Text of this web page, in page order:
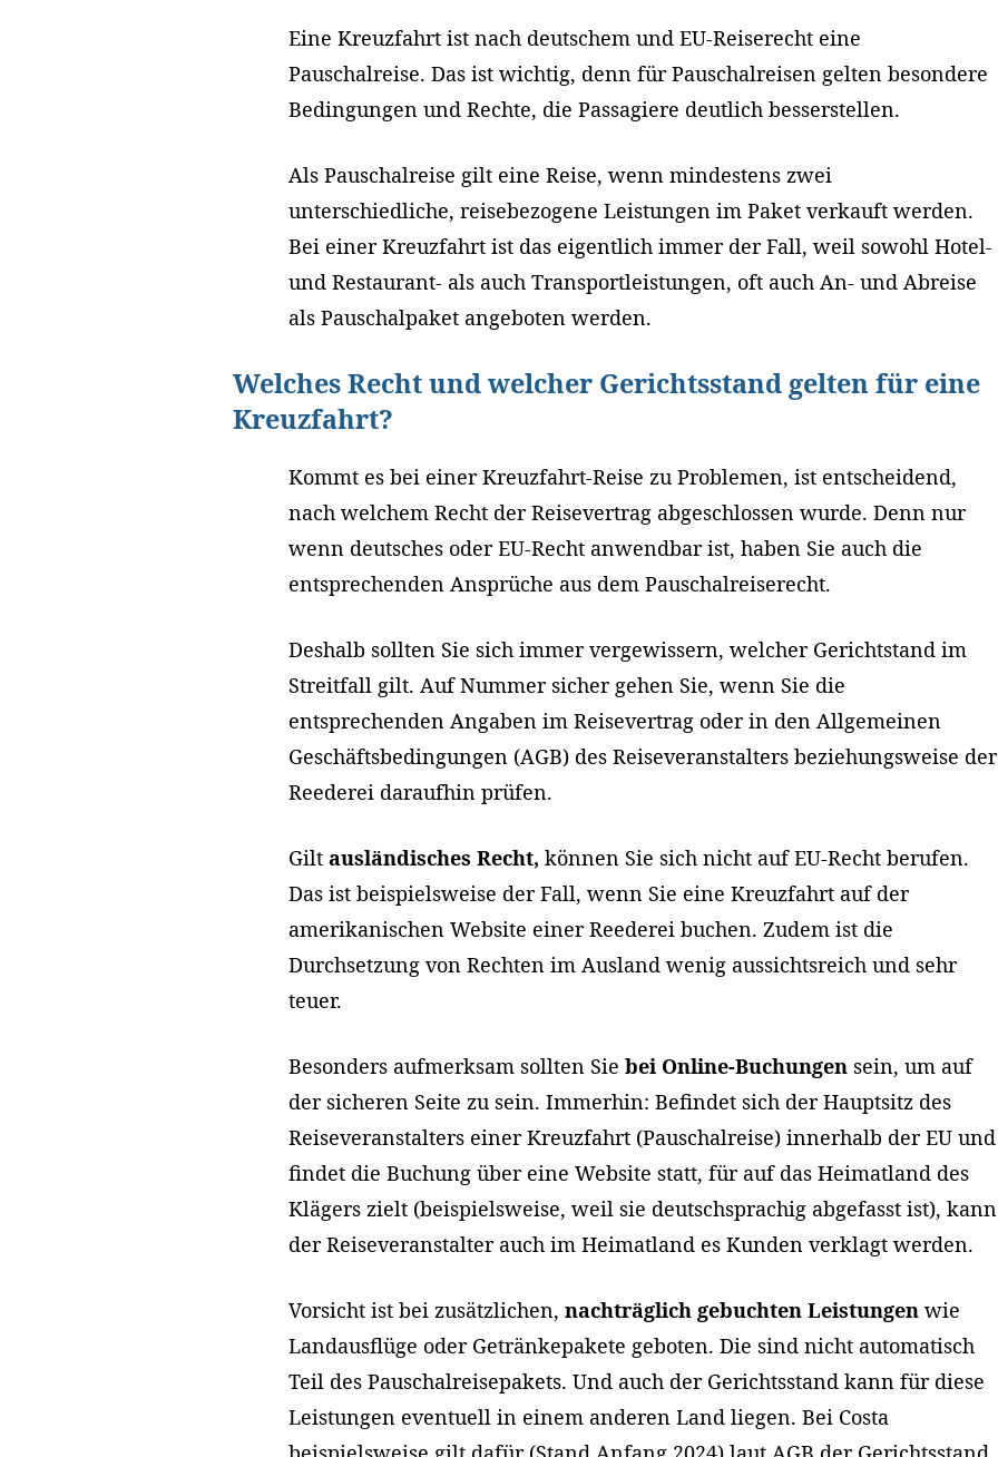
Eine Kreuzfahrt ist nach deutschem und EU-Reiserecht eine
Pauschalreise. Das ist wichtig, denn für Pauschalreisen gelten besondere
Bedingungen und Rechte, die Passagiere deutlich besserstellen.
Als Pauschalreise gilt eine Reise, wenn mindestens zwei
unterschiedliche, reisebezogene Leistungen im Paket verkauft werden.
Bei einer Kreuzfahrt ist das eigentlich immer der Fall, weil sowohl Hotel-
und Restaurant- als auch Transportleistungen, oft auch An- und Abreise
als Pauschalpaket angeboten werden.
Welches Recht und welcher Gerichtsstand gelten für eine
Kreuzfahrt?
Kommt es bei einer Kreuzfahrt-Reise zu Problemen, ist entscheidend,
nach welchem Recht der Reisevertrag abgeschlossen wurde. Denn nur
wenn deutsches oder EU-Recht anwendbar ist, haben Sie auch die
entsprechenden Ansprüche aus dem Pauschalreiserecht.
Deshalb sollten Sie sich immer vergewissern, welcher Gerichtstand im
Streitfall gilt. Auf Nummer sicher gehen Sie, wenn Sie die
entsprechenden Angaben im Reisevertrag oder in den Allgemeinen
Geschäftsbedingungen (AGB) des Reiseveranstalters beziehungsweise der
Reederei daraufhin prüfen.
Gilt ausländisches Recht, können Sie sich nicht auf EU-Recht berufen.
Das ist beispielsweise der Fall, wenn Sie eine Kreuzfahrt auf der
amerikanischen Website einer Reederei buchen. Zudem ist die
Durchsetzung von Rechten im Ausland wenig aussichtsreich und sehr
teuer.
Besonders aufmerksam sollten Sie bei Online-Buchungensein, um auf
der sicheren Seite zu sein. Immerhin: Befindet sich der Hauptsitz des
Reiseveranstalters einer Kreuzfahrt (Pauschalreise) innerhalb der EU und
findet die Buchung über eine Website statt, für auf das Heimatland des
Klägers zielt (beispielsweise, weil sie deutschsprachig abgefasst ist), kann
der Reiseveranstalter auch im Heimatland es Kunden verklagt werden.
Vorsicht ist bei zusätzlichen, nachträglich gebuchten Leistungenwie
Landausflüge oder Getränkepakete geboten. Die sind nicht automatisch
Teil des Pauschalreisepakets. Und auch der Gerichtsstand kann für diese
Leistungen eventuell in einem anderen Land liegen. Bei Costa